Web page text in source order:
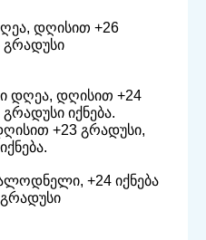
დღისით +26
გრადუსი
დღეა, დღისით +24
იქნება.
+23 გრადუსი,
+24 იქნება